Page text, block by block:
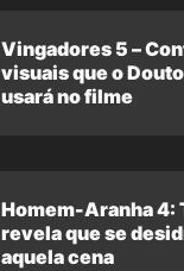
Vingadores 5 –
visuais que o
usará no filme
Homem-Aranha 4:
revela que se
aquela cena